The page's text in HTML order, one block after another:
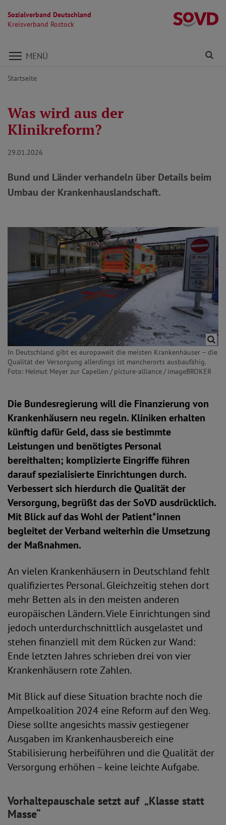
Sozialverband Deutschland
Kreisverband Rostock
Direkt zu den Inhalten springen
MENÜ
Startseite
Was wird aus der
Klinikreform?
29.01.2026
Bund und Länder verhandeln über Details beim
Umbau der Krankenhauslandschaft.
In Deutschland gibt es europaweit die meisten Krankenhäuser – die
Qualität der Versorgung allerdings ist mancherorts ausbaufähig.
Foto: Helmut Meyer zur Capellen / picture-alliance / imageBROKER
Die Bundesregierung will die Finanzierung von
Krankenhäusern neu regeln. Kliniken erhalten
künftig dafür Geld, dass sie bestimmte
Leistungen und benötigtes Personal
bereithalten; komplizierte Eingriffe führen
darauf spezialisierte Einrichtungen durch.
Verbessert sich hierdurch die Qualität der
Versorgung, begrüßt das der SoVD ausdrücklich.
Mit Blick auf das Wohl der Patient*innen
begleitet der Verband weiterhin die Umsetzung
der Maßnahmen.
An vielen Krankenhäusern in Deutschland fehlt
qualifiziertes Personal. Gleichzeitig stehen dort
mehr Betten als in den meisten anderen
europäischen Ländern. Viele Einrichtungen sind
jedoch unterdurchschnittlich ausgelastet und
stehen finanziell mit dem Rücken zur Wand:
Ende letzten Jahres schrieben drei von vier
Krankenhäusern rote Zahlen.
Mit Blick auf diese Situation brachte noch die
Ampelkoalition 2024 eine Reform auf den Weg.
Diese sollte angesichts massiv gestiegener
Ausgaben im Krankenhausbereich eine
Stabilisierung herbeiführen und die Qualität der
Versorgung erhöhen – keine leichte Aufgabe.
Vorhaltepauschale setzt auf „Klasse statt
Masse“